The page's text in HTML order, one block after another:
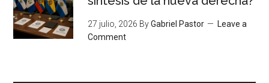
27 julio, 2026 ByGabriel Pastor
Leave a
Comment